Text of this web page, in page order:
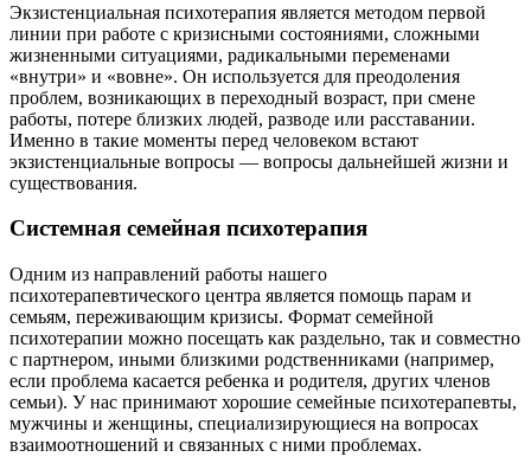
Экзистенциальная психотерапия является методом первой
линии при работе с кризисными состояниями, сложными
жизненными ситуациями, радикальными переменами
«внутри» и «вовне». Он используется для преодоления
проблем, возникающих в переходный возраст, при смене
работы, потере близких людей, разводе или расставании.
Именно в такие моменты перед человеком встают
экзистенциальные вопросы — вопросы дальнейшей жизни и
существования.
Системная семейная психотерапия
Одним из направлений работы нашего
психотерапевтического центра является помощь парам и
семьям, переживающим кризисы. Формат семейной
психотерапии можно посещать как раздельно, так и совместно
с партнером, иными близкими родственниками (например,
если проблема касается ребенка и родителя, других членов
семьи). У нас принимают хорошие семейные психотерапевты,
мужчины и женщины, специализирующиеся на вопросах
взаимоотношений и связанных с ними проблемах.